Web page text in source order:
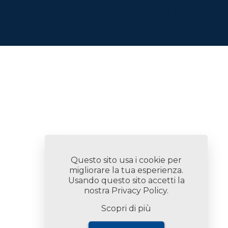
Questo sito usa i cookie per
migliorare la tua esperienza.
Usando questo sito accetti la
nostra Privacy Policy.
Scopri di più